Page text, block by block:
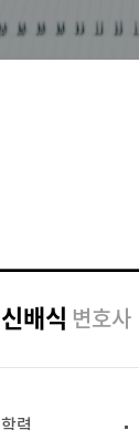
신배식 변호사
학력